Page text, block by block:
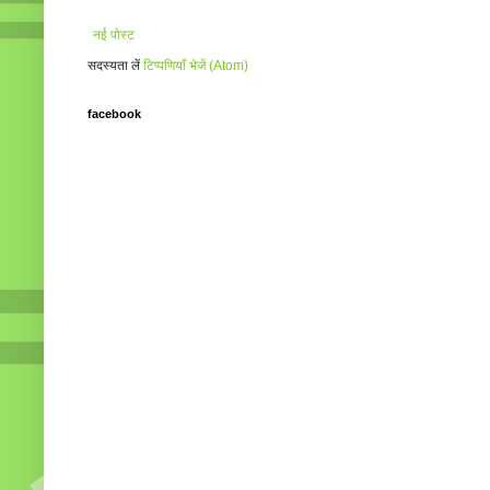
नई पोस्ट
सदस्यता लें टिप्पणियाँ भेजें (Atom)
facebook